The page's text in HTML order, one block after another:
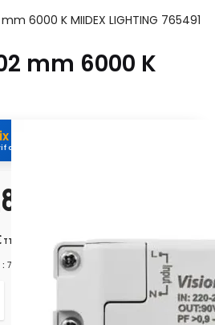
6000 K MIIDEX LIGHTING 765491
mm 6000 K
exclus web
appliqué uniquement sur afdb.fr
€
TTC + ecopart 0,12 € TTC
782620